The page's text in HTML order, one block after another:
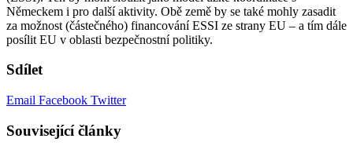
Německem i pro další aktivity. Obě země by se také mohly zasadit
za možnost (částečného) financování ESSI ze strany EU – a tím dále
posílit EU v oblasti bezpečnostní politiky.
Sdílet
Email Facebook Twitter
Související články